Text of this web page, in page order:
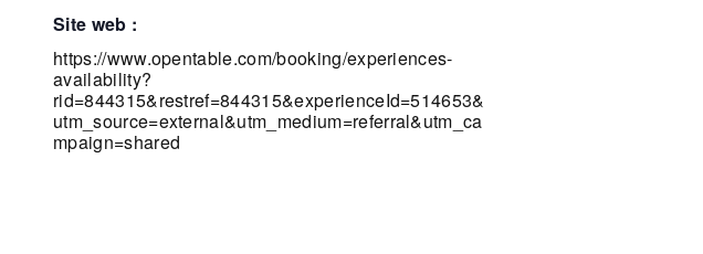
site web :
https://www.opentable.com/booking/experiences-
availability?
rid=844315&restref=844315&experienceId=514653&
utm_source=external&utm_medium=referral&utm_ca
mpaign=shared